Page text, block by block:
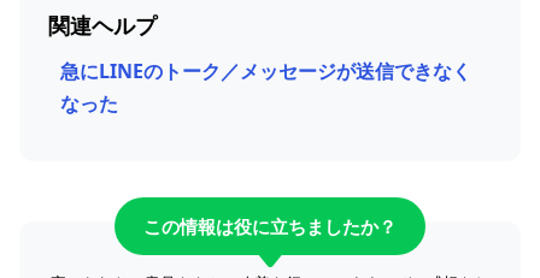
関連ヘルプ
急にLINEのトーク／メッセージが送信できなく
なった
この情報は役に立ちましたか？